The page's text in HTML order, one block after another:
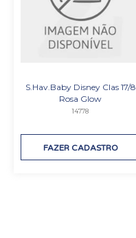
S.Hav.Baby Disney Clas 17/8
Rosa Glow
14778
FAZER CADASTRO